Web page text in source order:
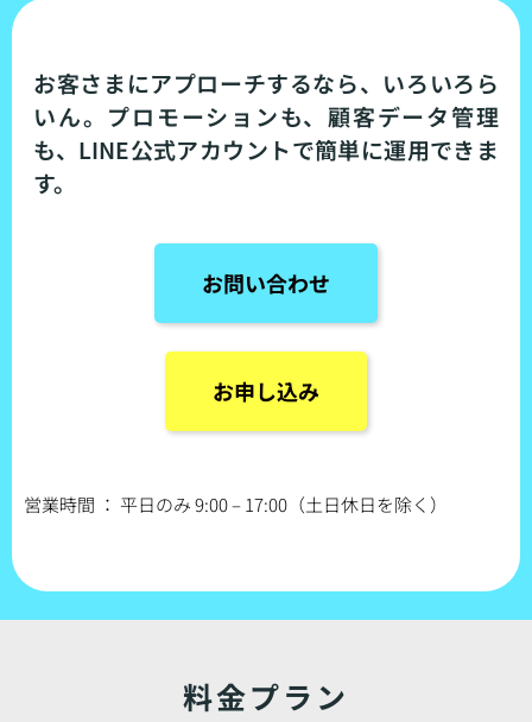
お客さまにアプローチするなら、いろいろら
いん。プロモーションも、顧客データ管理
も、LINE公式アカウントで簡単に運用できま
す。
お問い合わせ
お申し込み
営業時間 ： 平日のみ 9:00 – 17:00（土日休日を除く）
料金プラン